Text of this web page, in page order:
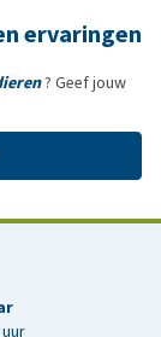
ervaringen
? Geef jouw